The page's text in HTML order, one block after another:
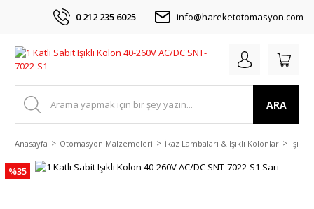
0 212 235 6025 info@hareketotomasyon.com
ARA
Anasayfa Otomasyon Malzemeleri İkaz Lambaları & Işıklı Kolonlar Işıklı
%35